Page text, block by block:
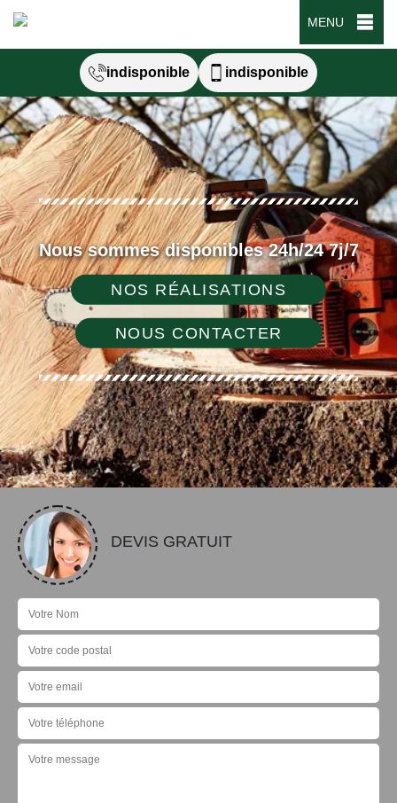
MENU
indisponible indisponible
Nous sommes disponibles 24h/24 7j/7
NOS RÉALISATIONS
NOUS CONTACTER
DEVIS GRATUIT